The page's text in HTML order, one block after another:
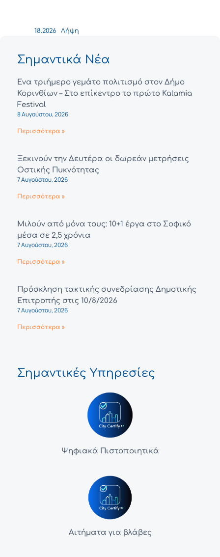
18.2026 Λήψη
Σημαντικά Νέα
Ένα τριήμερο γεμάτο πολιτισμό στον Δήμο
Κορινθίων – Στο επίκεντρο το πρώτο Kalamia
Festival
8 Αυγούστου, 2026
Περισσότερα »
Ξεκινούν την Δευτέρα οι δωρεάν μετρήσεις
Οστικής Πυκνότητας
7 Αυγούστου, 2026
Περισσότερα »
Μιλούν από μόνα τους: 10+1 έργα στο Σοφικό
μέσα σε 2,5 χρόνια
7 Αυγούστου, 2026
Περισσότερα »
Πρόσκληση τακτικής συνεδρίασης Δημοτικής
Επιτροπής στις 10/8/2026
7 Αυγούστου, 2026
Περισσότερα »
Σημαντικές Υπηρεσίες
Ψηφιακά Πιστοποιητικά
Αιτήματα για βλάβες